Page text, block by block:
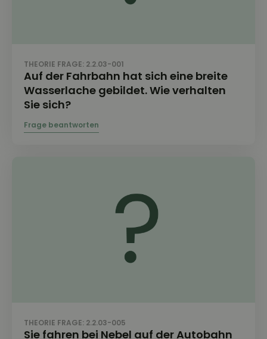
THEORIE FRAGE: 2.2.03-001
Auf der Fahrbahn hat sich eine breite
Wasserlache gebildet. Wie verhalten
Sie sich?
THEORIE FRAGE: 2.2.03-005
Sie fahren bei Nebel auf der Autobahn